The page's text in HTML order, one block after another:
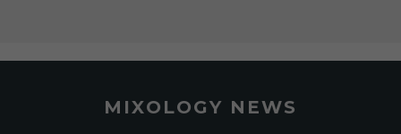
MIXOLOGY NEWS